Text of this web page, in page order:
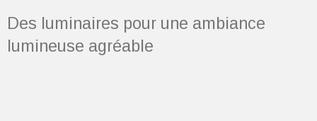
Des luminaires pour une ambiance
lumineuse agréable